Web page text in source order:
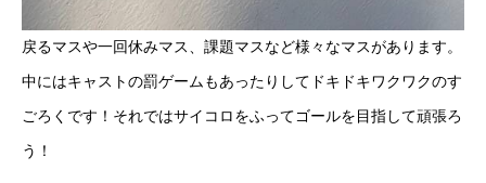
戻るマスや一回休みマス、課題マスなど様々なマスがあります。
中にはキャストの罰ゲームもあったりしてドキドキワクワクのす
ごろくです！それではサイコロをふってゴールを目指して頑張ろ
う！